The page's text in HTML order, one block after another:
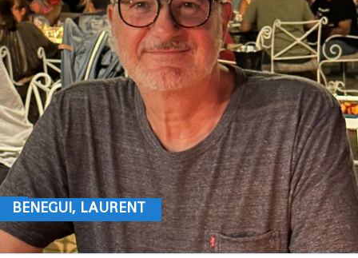
BENEGUI, LAURENT